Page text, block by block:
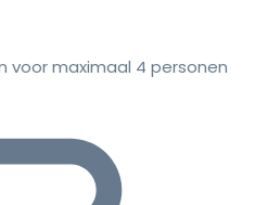
maximaal 4 personen